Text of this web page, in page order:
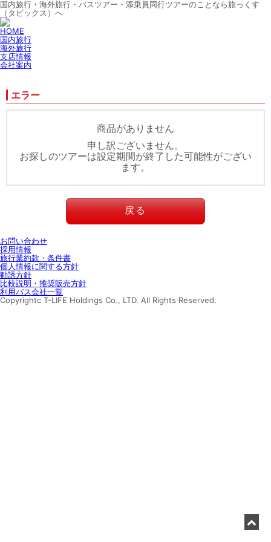
国内旅行・海外旅行・バスツアー・添乗員同行ツアーのことなら旅っくす
（タビックス）へ
HOME
国内旅行
海外旅行
支店情報
会社案内
エラー
商品がありません
申し訳ございません。
お探しのツアーは設定期間が終了した可能性がござい
ます。
戻る
お問い合わせ
採用情報
旅行業約款・条件書
個人情報に関する方針
勧誘方針
比較説明・推奨販売方針
利用バス会社一覧
Copyrightc T-LIFE Holdings Co., LTD. All Rights Reserved.